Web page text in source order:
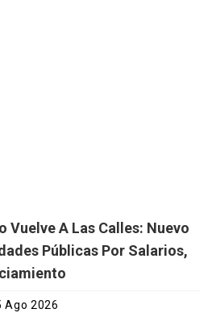
Vuelve A Las Calles: Nuevo
Públicas Por Salarios,
Ago 2026